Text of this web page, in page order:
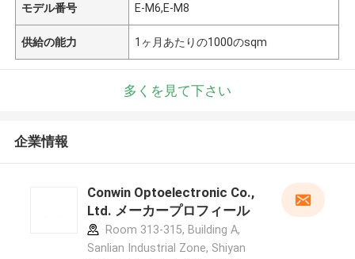
モデル番号 E-M6,E-M8
供給の能力 1ヶ月あたりの1000のsqm
多くを見て下さい
企業情報
Conwin Optoelectronic Co.,
Ltd. メーカープロフィール
Room 313-315, Building A,
Sanlian Industrial Zone, Shiyan